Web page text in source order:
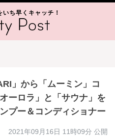
ち早くキャッチ！
」から「ムーミン」コ
ーロラ」と「サウナ」を
プー＆コンディショナー
2021年09月16日 11時09分 公開